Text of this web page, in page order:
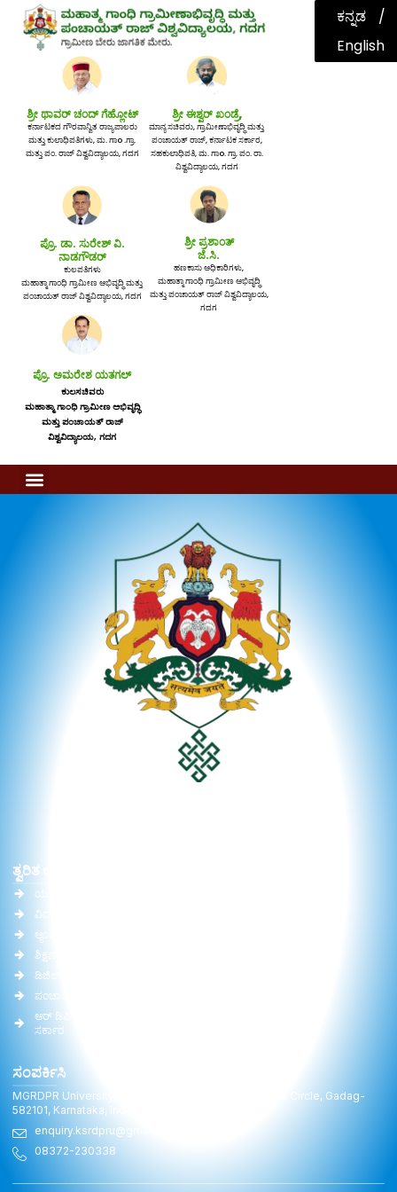
ಕನ್ನಡ
English
ಶ್ರೀ ಥಾವರ್ ಚಂದ್ ಗೆಹ್ಲೋಟ್
ಕರ್ನಾಟಕದ ಗೌರವಾನ್ವಿತ ರಾಜ್ಯಪಾಲರು
ಮತ್ತು ಕುಲಾಧಿಪತಿಗಳು, ಮ. ಗಾo .ಗ್ರಾ.
ಮತ್ತು ಪಂ. ರಾಜ್ ವಿಶ್ವವಿದ್ಯಾಲಯ, ಗದಗ
ಶ್ರೀ ಈಶ್ವರ್ ಖಂಡ್ರೆ,
ಮಾನ್ಯ ಸಚಿವರು, ಗ್ರಾಮೀಣಾಭಿವೃದ್ಧಿ ಮತ್ತು
ಪಂಚಾಯತ್ ರಾಜ್, ಕರ್ನಾಟಕ ಸರ್ಕಾರ,
ಸಹಕುಲಾಧಿಪತಿ, ಮ. ಗಾo. ಗ್ರಾ. ಪಂ. ರಾ.
ವಿಶ್ವವಿದ್ಯಾಲಯ, ಗದಗ
ಪ್ರೊ. ಡಾ. ಸುರೇಶ್ ವಿ.
ನಾಡಗೌಡರ್
ಕುಲಪತಿಗಳು
ಮಹಾತ್ಮಾ ಗಾಂಧಿ ಗ್ರಾಮೀಣ ಅಭಿವೃದ್ಧಿ ಮತ್ತು
ಪಂಚಾಯತ್ ರಾಜ್ ವಿಶ್ವವಿದ್ಯಾಲಯ, ಗದಗ
ಶ್ರೀ ಪ್ರಶಾಂತ್
ಜೆ.ಸಿ.
ಹಣಕಾಸು ಅಧಿಕಾರಿಗಳು,
ಮಹಾತ್ಮಾ ಗಾಂಧಿ ಗ್ರಾಮೀಣ ಅಭಿವೃದ್ಧಿ
ಮತ್ತು ಪಂಚಾಯತ್ ರಾಜ್ ವಿಶ್ವವಿದ್ಯಾಲಯ,
ಗದಗ
ಪ್ರೊ. ಅಮರೇಶ ಯತಗಲ್
ಕುಲಸಚಿವರು
ಮಹಾತ್ಮಾ ಗಾಂಧಿ ಗ್ರಾಮೀಣ ಅಭಿವೃದ್ಧಿ
ಮತ್ತು ಪಂಚಾಯತ್ ರಾಜ್
ವಿಶ್ವವಿದ್ಯಾಲಯ, ಗದಗ
ತ್ವರಿತ ಲಿಂಕ್‌ಗಳು
ಯು.ಜಿ.ಸಿ.
ವಿದ್ವಾನ್
ಆ್ಯಂಟಿ ರ್ಯಾಗಿಂಗ್
ಶಿಕ್ಷಣ ಸಚಿವಾಲಯ (MoE)
ಡಿಜಿಲಾಕರ್
ಪಂಚಾಯತ್ ರಾಜ್ ಸಚಿವಾಲಯ
ಆರ್ ಡಿಪಿ ಆರ್ ಇಲಾಖೆ, ಕರ್ನಾಟಕ
ಸರ್ಕಾರ
ಸಂಪರ್ಕಿಸಿ
MGRDPR University, Raitha Bhavan, General Cariappa Circle, Gadag-
582101, Karnataka, India
enquiry.ksrdpru@gmail.com
08372-230338